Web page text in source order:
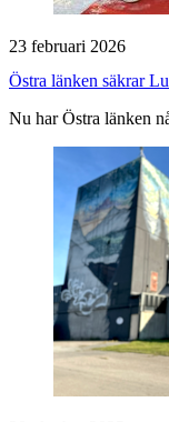
23 februari 2026
Östra länken säkrar
Nu har Östra länken